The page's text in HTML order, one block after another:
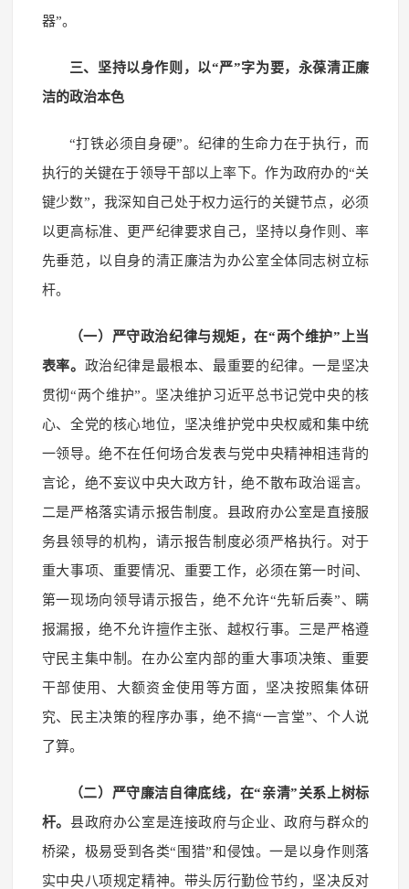
器”。
三、坚持以身作则，以“严”字为要，永葆清正廉
洁的政治本色
“打铁必须自身硬”。纪律的生命力在于执行，而
执行的关键在于领导干部以上率下。作为政府办的“关
键少数”，我深知自己处于权力运行的关键节点，必须
以更高标准、更严纪律要求自己，坚持以身作则、率
先垂范，以自身的清正廉洁为办公室全体同志树立标
杆。
（一）严守政治纪律与规矩，在“两个维护”上当
表率。 政治纪律是最根本、最重要的纪律。一是坚决
贯彻“两个维护”。坚决维护习近平总书记党中央的核
心、全党的核心地位，坚决维护党中央权威和集中统
一领导。绝不在任何场合发表与党中央精神相违背的
言论，绝不妄议中央大政方针，绝不散布政治谣言。
二是严格落实请示报告制度。县政府办公室是直接服
务县领导的机构，请示报告制度必须严格执行。对于
重大事项、重要情况、重要工作，必须在第一时间、
第一现场向领导请示报告，绝不允许“先斩后奏”、瞒
报漏报，绝不允许擅作主张、越权行事。三是严格遵
守民主集中制。在办公室内部的重大事项决策、重要
干部使用、大额资金使用等方面，坚决按照集体研
究、民主决策的程序办事，绝不搞“一言堂”、个人说
了算。
（二）严守廉洁自律底线，在“亲清”关系上树标
杆。县政府办公室是连接政府与企业、政府与群众的
桥梁，极易受到各类“围猎”和侵蚀。一是以身作则落
实中央八项规定精神。带头厉行勤俭节约，坚决反对